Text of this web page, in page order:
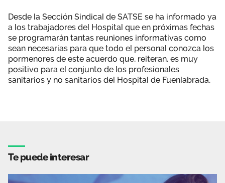
Desde la Sección Sindical de SATSE se ha informado ya
a los trabajadores del Hospital que en próximas fechas
se programarán tantas reuniones informativas como
sean necesarias para que todo el personal conozca los
pormenores de este acuerdo que, reiteran, es muy
positivo para el conjunto de los profesionales
sanitarios y no sanitarios del Hospital de Fuenlabrada.
Te puede interesar